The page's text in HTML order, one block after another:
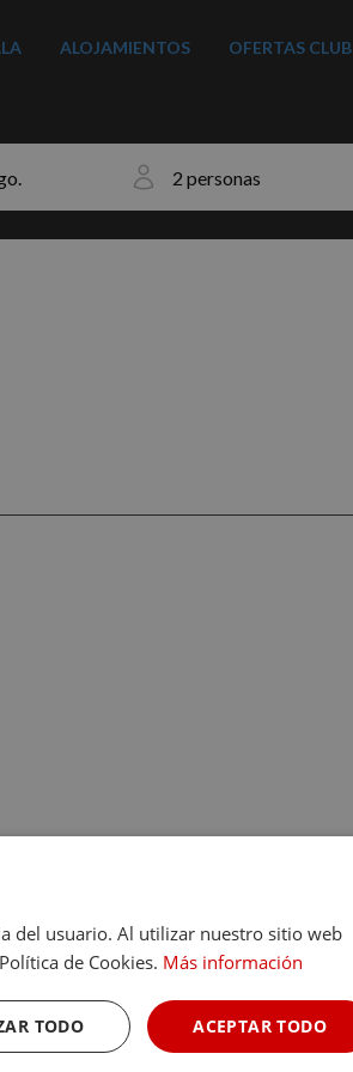
ALOJAMIENTOS OFERTAS CLUB
del usuario. Al utilizar nuestro sitio web
de Cookies. Más información
ACEPTAR TODO
TODO